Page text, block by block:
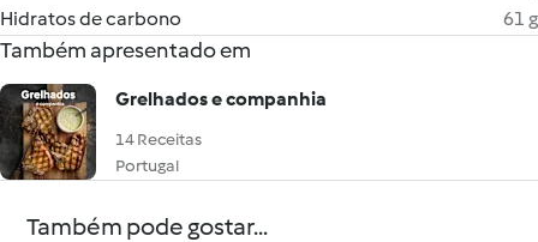
Hidratos de carbono
61 g
Também apresentado em
Grelhados e companhia
14 Receitas
Portugal
Também pode gostar...